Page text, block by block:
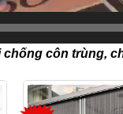
côn trùng,